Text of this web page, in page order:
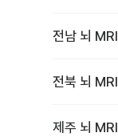
전남 뇌 MRI
전북 뇌 MRI
제주 뇌 MRI